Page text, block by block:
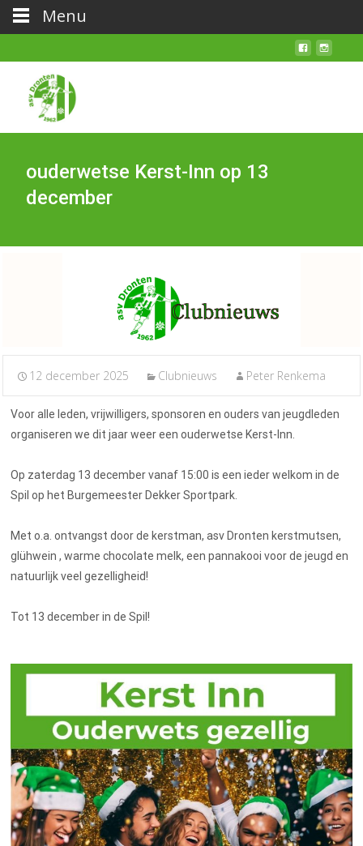
ouderwetse Kerst-Inn op 13
december
12 december 2025 Clubnieuws Peter Renkema
Voor alle leden, vrijwilligers, sponsoren en ouders van jeugdleden
organiseren we dit jaar weer een ouderwetse Kerst-Inn.
Op zaterdag 13 december vanaf 15:00 is een ieder welkom in de
Spil op het Burgemeester Dekker Sportpark.
Met o.a. ontvangst door de kerstman, asv Dronten kerstmutsen,
glühwein , warme chocolate melk, een pannakooi voor de jeugd en
natuurlijk veel gezelligheid!
Tot 13 december in de Spil!
Menu